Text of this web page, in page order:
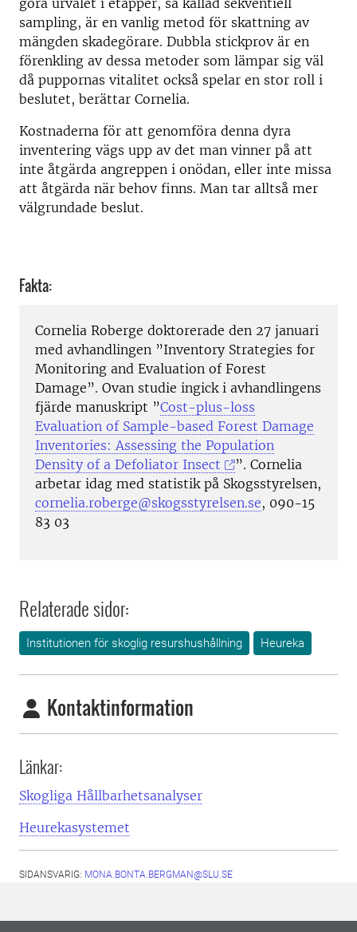
göra urvalet i etapper, så kallad sekventiell
sampling, är en vanlig metod för skattning av
mängden skadegörare. Dubbla stickprov är en
förenkling av dessa metoder som lämpar sig väl
då puppornas vitalitet också spelar en stor roll i
beslutet, berättar Cornelia.
Kostnaderna för att genomföra denna dyra
inventering vägs upp av det man vinner på att
inte åtgärda angreppen i onödan, eller inte missa
att åtgärda när behov finns. Man tar alltså mer
välgrundade beslut.
Fakta:
Cornelia Roberge doktorerade den 27 januari
med avhandlingen ”Inventory Strategies for
Monitoring and Evaluation of Forest
Damage”. Ovan studie ingick i avhandlingens
fjärde manuskript ”Cost-plus-loss
Evaluation of Sample-based Forest Damage
Inventories: Assessing the Population
Density of a Defoliator Insect
”. Cornelia
arbetar idag med statistik på Skogsstyrelsen,
cornelia.roberge@skogsstyrelsen.se, 090-15
83 03
Relaterade sidor:
Institutionen för skoglig resurshushållning Heureka
Kontaktinformation
Länkar:
Skogliga Hållbarhetsanalyser
Heurekasystemet
SIDANSVARIG: MONA.BONTA.BERGMAN@SLU.SE